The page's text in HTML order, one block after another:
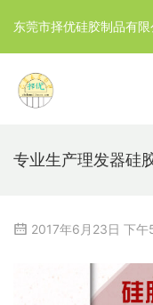
专业生产理发器硅
2017年6月23日 下午
东莞市择优硅胶制品有限